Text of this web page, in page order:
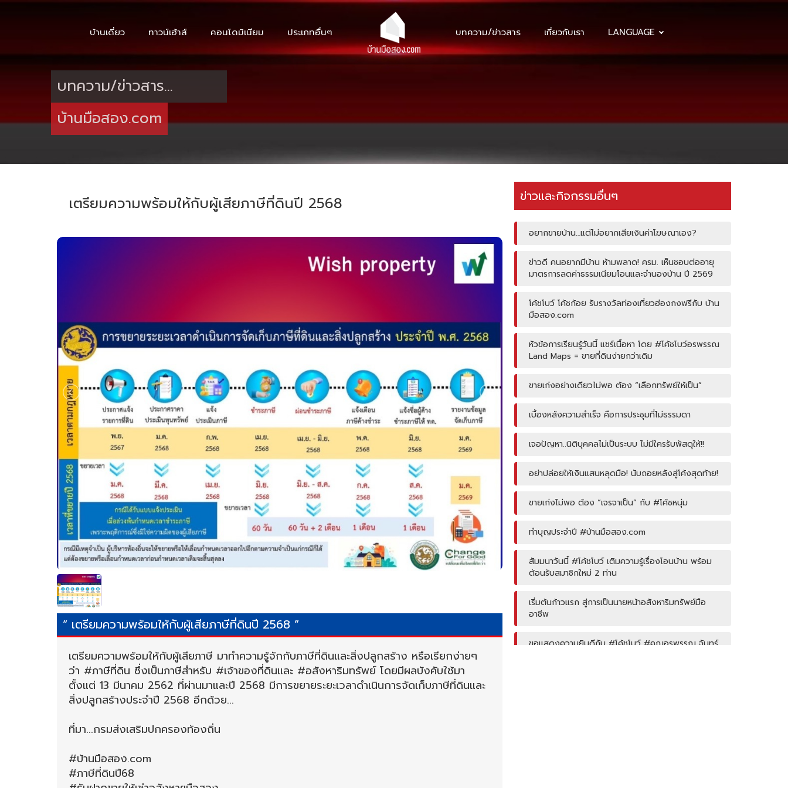
บ้านเดี่ยว ทาวน์เฮ้าส์ คอนโดมิเนียม ประเภทอื่นๆ บทความ/ข่าวสาร เกี่ยวกับเรา LANGUAGE
บทความ/ข่าวสาร...
บ้านมือสอง.com
เตรียมความพร้อมให้กับผู้เสียภาษีที่ดินปี 2568
“ เตรียมความพร้อมให้กับผู้เสียภาษีที่ดินปี 2568 ”
เตรียมความพร้อมให้กับผู้เสียภาษี มาทำความรู้จักกับภาษีที่ดินและสิ่งปลูกสร้าง หรือเรียกง่ายๆ
ว่า #ภาษีที่ดิน ซึ่งเป็นภาษีสำหรับ #เจ้าของที่ดินและ #อสังหาริมทรัพย์ โดยมีผลบังคับใช้มา
ตั้งแต่ 13 มีนาคม 2562 ที่ผ่านมาและปี 2568 มีการขยายระยะเวลาดำเนินการจัดเก็บภาษีที่ดินและ
สิ่งปลูกสร้างประจำปี 2568 อีกด้วย...
ที่มา...กรมส่งเสริมปกครองท้องถิ่น
#บ้านมือสอง.com
#ภาษีที่ดินปี68
ข่าวและกิจกรรมอื่นๆ
อยากขายบ้าน…แต่ไม่อยากเสียเงินค่าโฆษณาเอง?
ข่าวดี คนอยากมีบ้าน ห้ามพลาด! ครม. เห็นชอบต่ออายุ
มาตรการลดค่าธรรมเนียมโอนและจำนองบ้าน ปี 2569
โค้ชโบว์ โค้ชก้อย รับรางวัลท่องเที่ยวฮ่องกงฟรีกับ บ้าน
มือสอง.com
หัวข้อการเรียนรู้วันนี้ แชร์เนื้อหา โดย #โค้ชโบว์อรพรรณ
Land Maps = ขายที่ดินง่ายกว่าเดิม
ขายเก่งอย่างเดียวไม่พอ ต้อง “เลือกทรัพย์ให้เป็น”
เบื้องหลังความสำเร็จ คือการประชุมที่ไม่ธรรมดา
เจอปัญหา..นิติบุคคลไม่เป็นระบบ ไม่มีใครรับพัสดุให้!!
อย่าปล่อยให้เงินแสนหลุดมือ! นับถอยหลังสู่โค้งสุดท้าย!
ขายเก่งไม่พอ ต้อง “เจรจาเป็น” กับ #โค้ชหนุ่ม
ทำบุญประจำปี #บ้านมือสอง.com
สัมมนาวันนี้ #โค้ชโบว์ เติมความรู้เรื่องโอนบ้าน พร้อม
ต้อนรับสมาชิกใหม่ 2 ท่าน
เริ่มต้นก้าวแรก สู่การเป็นนายหน้าอสังหาริมทรัพย์มือ
อาชีพ
ขอแสดงความยินดีกับ #โค้ชโบว์ #คุณอรพรรณ จันทร์